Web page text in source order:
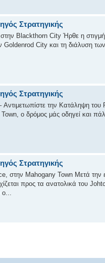
Στρατηγικής
Blackthorn City Ήρθε η στιγμή
Goldenrod City και τη διάλυση
Στρατηγικής
την Κατάληψη του
ο δρόμος μάς οδηγεί και
Στρατηγικής
Mahogany Town Μετά την
προς τα ανατολικά του